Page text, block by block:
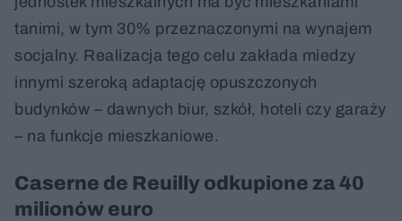
tanimi, w tym 30% przeznaczonymi na wynajem
socjalny. Realizacja tego celu zakłada miedzy
innymi szeroką adaptację opuszczonych
budynków – dawnych biur, szkół, hoteli czy garaży
– na funkcje mieszkaniowe.
Caserne de Reuilly odkupione za 40
milionów euro